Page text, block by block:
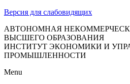
Версия для слабовидящих
АВТОНОМНАЯ
ВЫСШЕГО ОБРАЗОВАНИЯ
ИНСТИТУТ ЭКОНОМИКИ И
ПРОМЫШЛЕННОСТИ
Menu